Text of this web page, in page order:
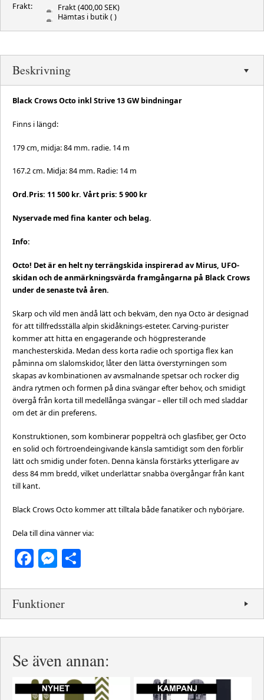
Frakt: Frakt(400,00 SEK)
Hämtas i butik( )
Beskrivning
Black Crows Octo inkl Strive 13 GW bindningar
Finns i längd:
179 cm, midja: 84 mm. radie. 14 m
167.2 cm. Midja: 84 mm. Radie: 14 m
Ord.Pris: 11 500 kr. Vårt pris: 5 900 kr
Nyservade med fina kanter och belag.
Info:
Octo! Det är en helt ny terrängskida inspirerad av Mirus, UFO-
skidan och de anmärkningsvärda framgångarna på Black Crows
under de senaste två åren.
Skarp och vild men ändå lätt och bekväm, den nya Octo är designad
för att tillfredsställa alpin skidåknings-esteter. Carving-purister
kommer att hitta en engagerande och högpresterande
manchesterskida. Medan dess korta radie och sportiga flex kan
påminna om slalomskidor, låter den lätta överstyrningen som
skapas av kombinationen av avsmalnande spetsar och rocker dig
ändra rytmen och formen på dina svängar efter behov, och smidigt
övergå från korta till medellånga svängar – eller till och med sladdar
om det är din preferens.
Konstruktionen, som kombinerar poppelträ och glasfiber, ger Octo
en solid och förtroendeingivande känsla samtidigt som den förblir
lätt och smidig under foten. Denna känsla förstärks ytterligare av
dess 84 mm bredd, vilket underlättar snabba övergångar från kant
till kant.
Black Crows Octo kommer att tilltala både fanatiker och nybörjare.
Dela till dina vänner via:
Facebook
Messenger
Funktioner
Se även annan: